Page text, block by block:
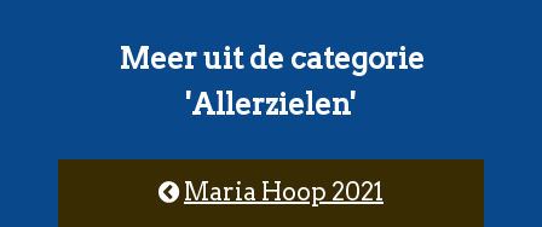
Meer uit de categorie
'Allerzielen'
Maria Hoop 2021